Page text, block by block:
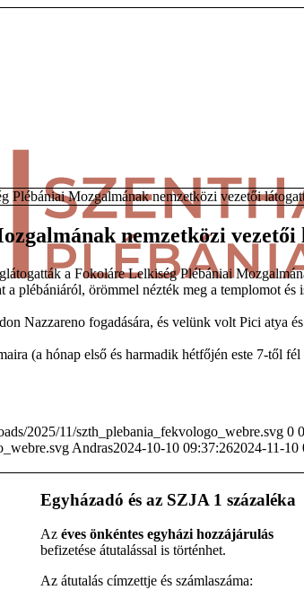
Plébániai Mozgalmának nemzetközi vezetői
nemzetközi
a Fokoláre Lelkiség Plébániai
plébániáról, örömmel nézték meg a templomot és
Nazzareno fogadására, és velünk volt Pici atya
(a hónap első és harmadik hétfőjén este 7-től
2025/11/szth_plebania_fekvologo_webre.svg 0 0
Andras2024-10-10 09:37:262024-11-10
Egyházadó és az SZJA 1 százaléka
Az éves önkéntes egyházi hozzájárulás
befizetése átutalással is történhet.
Az átutalás címzettje és számlaszáma: